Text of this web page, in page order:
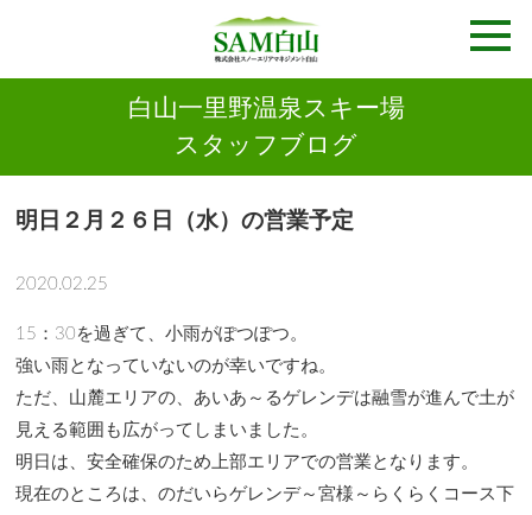
白山一里野温泉スキー場
スタッフブログ
明日２月２６日（水）の営業予定
2020.02.25
15：30を過ぎて、小雨がぽつぽつ。
強い雨となっていないのが幸いですね。
ただ、山麓エリアの、あいあ～るゲレンデは融雪が進んで土が
見える範囲も広がってしまいました。
明日は、安全確保のため上部エリアでの営業となります。
現在のところは、のだいらゲレンデ～宮様～らくらくコース下